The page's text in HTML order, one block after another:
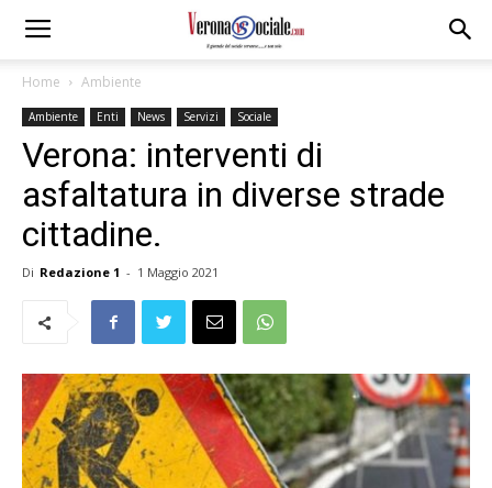
Home Ambiente
Ambiente Enti News Servizi Sociale
Verona: interventi di
asfaltatura in diverse strade
cittadine.
Di Redazione 1 - 1 Maggio 2021